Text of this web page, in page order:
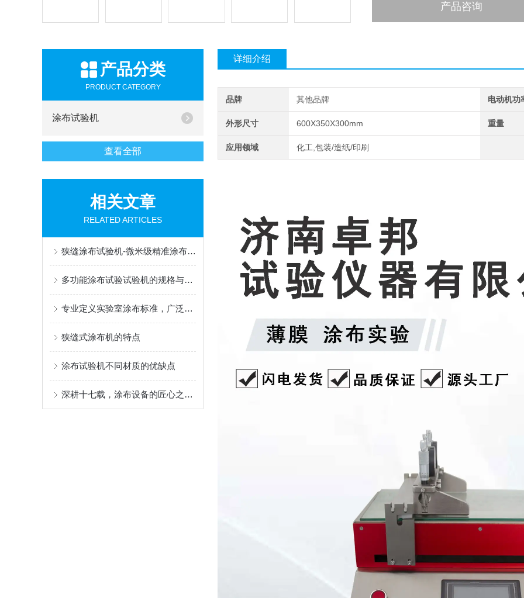
产品咨询
产品分类
PRODUCT CATEGORY
涂布试验机
查看全部
相关文章
RELATED ARTICLES
狭缝涂布试验机-微米级精准涂布，赋能新能源与半导体科研创新
多功能涂布试验试验机的规格与性能
专业定义实验室涂布标准，广泛赋能材料创新研发
狭缝式涂布机的特点
涂布试验机不同材质的优缺点
深耕十七载，涂布设备的匠心之选 ——AT-TB-300C 多功能涂布试验机
详细介绍
品牌 其他品牌 电动机功
外形尺寸 600X350X300mm 重量
应用领域 化工,包装/造纸/印刷